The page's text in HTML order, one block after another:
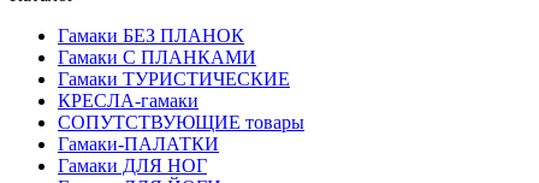
Гамаки БЕЗ ПЛАНОК
Гамаки С ПЛАНКАМИ
Гамаки ТУРИСТИЧЕСКИЕ
КРЕСЛА-гамаки
СОПУТСТВУЮЩИЕ товары
Гамаки-ПАЛАТКИ
Гамаки ДЛЯ НОГ